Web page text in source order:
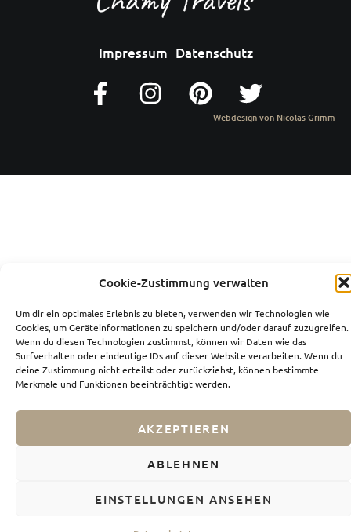
Cookie-Zustimmung verwalten
Um dir ein optimales Erlebnis zu bieten, verwenden wir Technologien wie
Cookies, um Geräteinformationen zu speichern und/oder darauf zuzugreifen.
Wenn du diesen Technologien zustimmst, können wir Daten wie das
Surfverhalten oder eindeutige IDs auf dieser Website verarbeiten. Wenn du
deine Zustimmung nicht erteilst oder zurückziehst, können bestimmte
Merkmale und Funktionen beeinträchtigt werden.
AKZEPTIEREN
ABLEHNEN
EINSTELLUNGEN ANSEHEN
Impressum Datenschutz
Webdesign von Nicolas Grimm